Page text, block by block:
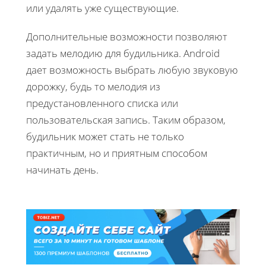
или удалять уже существующие.
Дополнительные возможности позволяют
задать мелодию для будильника. Android
дает возможность выбрать любую звуковую
дорожку, будь то мелодия из
предустановленного списка или
пользовательская запись. Таким образом,
будильник может стать не только
практичным, но и приятным способом
начинать день.